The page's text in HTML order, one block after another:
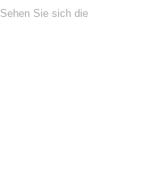
Sehen Sie sich die